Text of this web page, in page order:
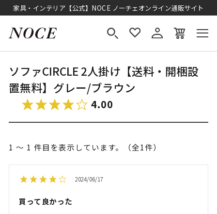
家具・インテリア【公式】NOCE ノーチェオンライン通販サイト
ソファCIRCLE 2人掛け【送料・開梱設
置無料】グレー/ブラウン
4.00
1 ～ 1 件目を表示しています。（全1件）
2024/06/17
買って良かった